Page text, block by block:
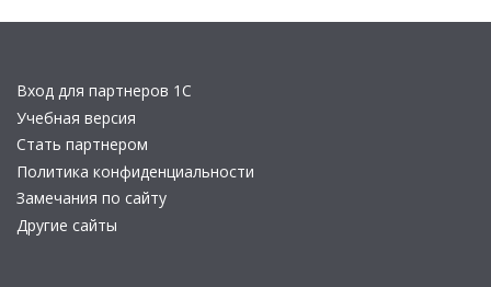
Вход для партнеров 1С
Учебная версия
Стать партнером
Политика конфиденциальности
Замечания по сайту
Другие сайты